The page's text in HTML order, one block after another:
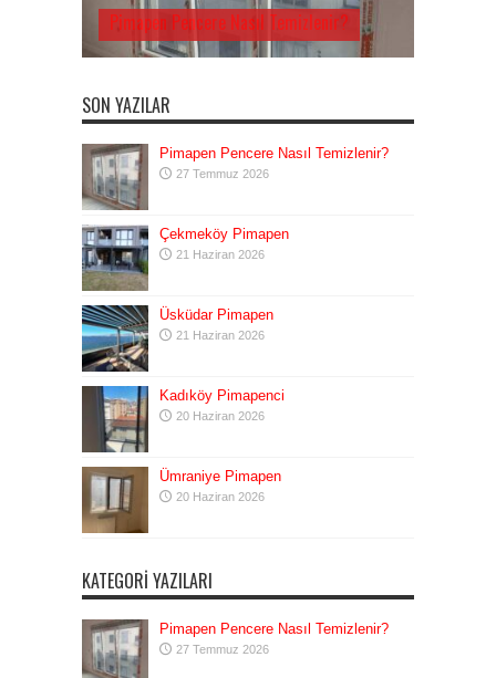
Pimapen Pencere Nasıl Temizlenir?
SON YAZILAR
Pimapen Pencere Nasıl Temizlenir?
27 Temmuz 2026
Çekmeköy Pimapen
21 Haziran 2026
Üsküdar Pimapen
21 Haziran 2026
Kadıköy Pimapenci
20 Haziran 2026
Ümraniye Pimapen
20 Haziran 2026
KATEGORI YAZILARI
Pimapen Pencere Nasıl Temizlenir?
27 Temmuz 2026